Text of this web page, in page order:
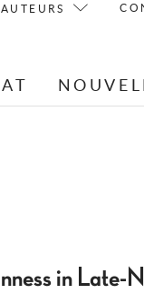
in Late-